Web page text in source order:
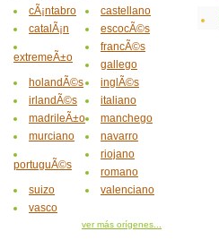
cÃ¡ntabro
castellano
catalÃ¡n
escocÃ©s
extremeÃ±o
francÃ©s
gallego
holandÃ©s
inglÃ©s
irlandÃ©s
italiano
madrileÃ±o
manchego
murciano
navarro
portuguÃ©s
riojano
romano
suizo
valenciano
vasco
ver más orígenes...